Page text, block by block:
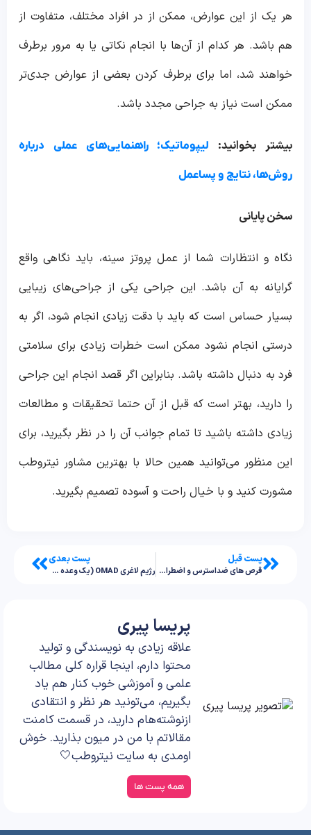
هر یک از این عوارض، ممکن از در افراد مختلف، متفاوت از
هم باشد. هر کدام از آن‌ها با انجام نکاتی یا به مرور برطرف
خواهند شد، اما برای برطرف کردن بعضی از عوارض جدی‌تر
ممکن است نیاز به جراحی مجدد باشد.
بیشتر بخوانید: لیپوماتیک؛ راهنمایی‌های عملی درباره
روش‌ها، نتایج و پساعمل
سخن پایانی
نگاه و انتظارات شما از عمل پروتز سینه، باید نگاهی واقع
گرایانه به آن باشد. این جراحی یکی از جراحی‌های زیبایی
بسیار حساس است که باید با دقت زیادی انجام شود، اگر به
درستی انجام نشود ممکن است خطرات زیادی برای سلامتی
فرد به دنبال داشته باشد. بنابراین اگر قصد انجام این جراحی
را دارید، بهتر است که قبل از آن حتما تحقیقات و مطالعات
زیادی داشته باشید تا تمام جوانب آن را در نظر بگیرید، برای
این منظور می‌توانید همین حالا با بهترین مشاور نیتروطب
مشورت کنید و با خیال راحت و آسوده تصمیم بگیرید.
پست قبل
قرص‌ های ضداسترس و اضطراب؛ مکانیسم عمل، کارکردها و کاربردهای مختلف
پست بعدی
رژیم لاغری OMAD (یک وعده غذایی در روز)؛ مزایا و محدودیت‌ها
پریسا پیری
علاقه زیادی به نویسندگی و تولید
محتوا دارم، اینجا قراره کلی مطالب
علمی و آموزشی خوب کنار هم یاد
بگیریم، می‌تونید هر نظر و انتقادی
ازنوشته‌هام دارید، در قسمت کامنت
مقالاتم با من در میون بذارید. خوش
اومدی به سایت نیتروطب🤍
همه پست ها